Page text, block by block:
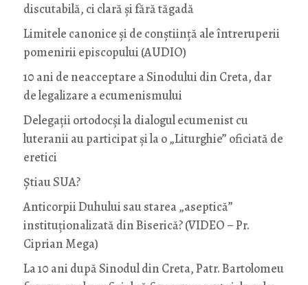
discutabilă, ci clară și fără tăgadă
Limitele canonice și de conștiință ale întreruperii
pomenirii episcopului (AUDIO)
10 ani de neacceptare a Sinodului din Creta, dar
de legalizare a ecumenismului
Delegații ortodocși la dialogul ecumenist cu
luteranii au participat și la o „Liturghie” oficiată de
eretici
Știau SUA?
Anticorpii Duhului sau starea „aseptică”
instituționalizată din Biserică? (VIDEO – Pr.
Ciprian Mega)
La 10 ani după Sinodul din Creta, Patr. Bartolomeu